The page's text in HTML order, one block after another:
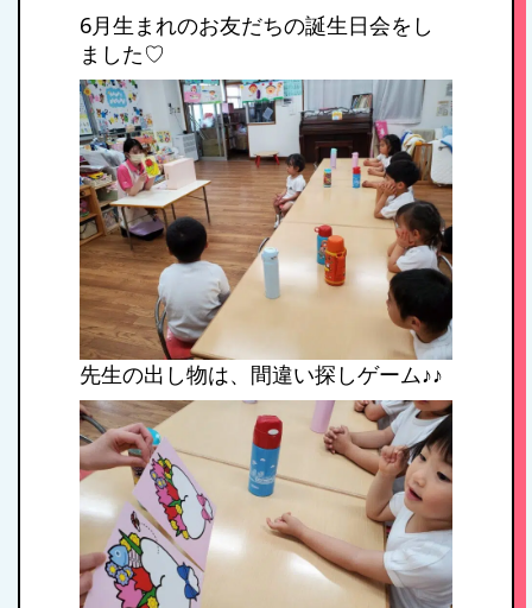
6月生まれのお友だちの誕生日会をし
ました♡
先生の出し物は、間違い探しゲーム♪♪